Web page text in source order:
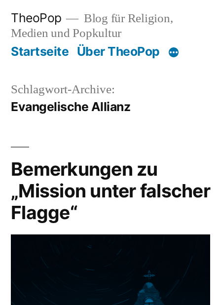
Inhalt
springen
TheoPop
Blog für Religion,
Medien und Popkultur
Startseite Über TheoPop
Schlagwort-Archive:
Evangelische Allianz
Bemerkungen zu
„Mission unter falscher
Flagge“